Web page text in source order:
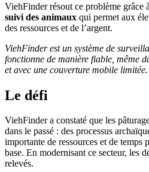
ViehFinder résout ce problème grâce à
suivi des animaux qui permet aux
des ressources et de l’argent.
ViehFinder est un système de
fonctionne de manière fiable, même
et avec une couverture mobile limitée.
Le défi
ViehFinder a constaté que les
dans le passé : des processus
importante de ressources et de temps
base. En modernisant ce secteur, les
relevés.